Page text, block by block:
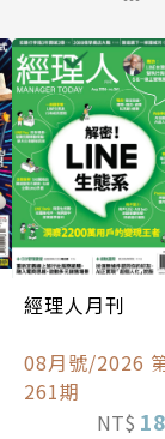
經理人月刊
08月號/2026
261期
NT$